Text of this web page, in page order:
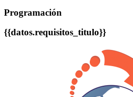
Programación
{{datos.requisitos_titulo}}